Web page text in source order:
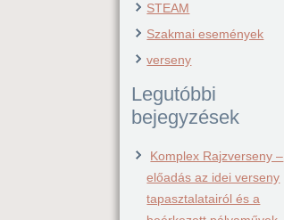
STEAM
Szakmai események
verseny
Legutóbbi
bejegyzések
Komplex Rajzverseny –
előadás az idei verseny
tapasztalatairól és a